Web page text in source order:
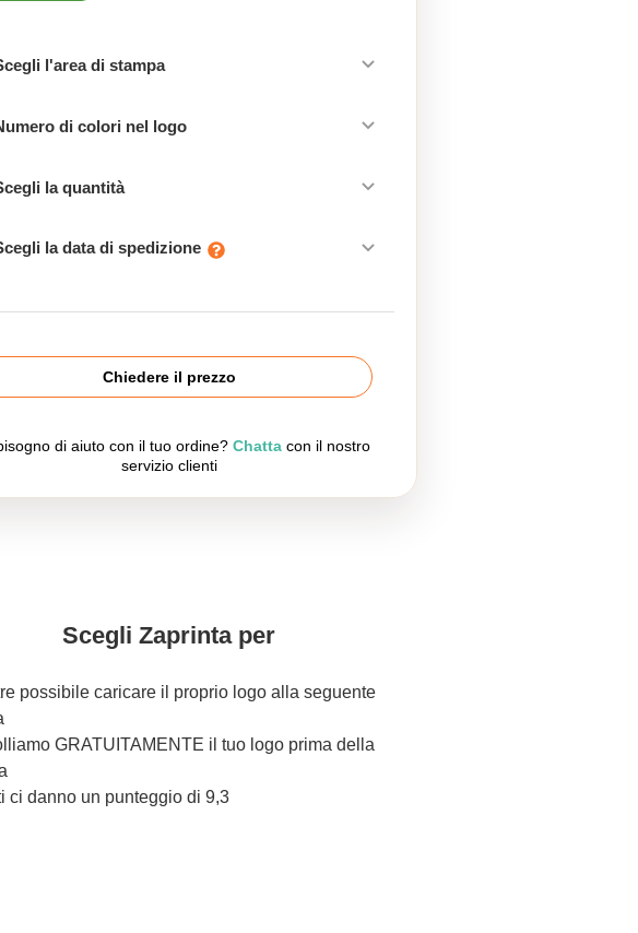
l'area di stampa
di colori nel logo
la quantità
la data di spedizione
Chiedere il prezzo
di aiuto con il tuo ordine? Chattacon il nostro
servizio clienti
Scegli Zaprinta per
possibile caricare il proprio logo alla seguente
GRATUITAMENTE il tuo logo prima della
ci danno un punteggio di 9,3